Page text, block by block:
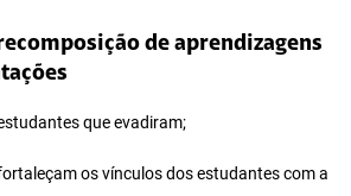
de aprendizagens
que evadiram;
os vínculos dos estudantes com a